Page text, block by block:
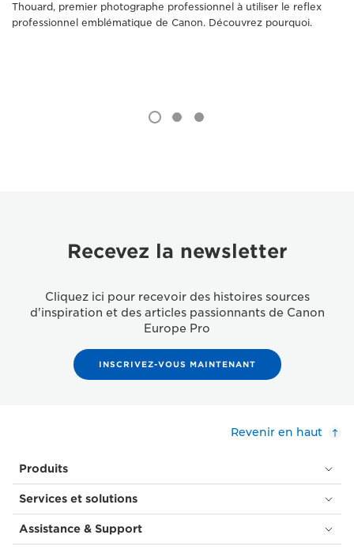
Thouard, premier photographe professionnel à utiliser le reflex
professionnel emblématique de Canon. Découvrez pourquoi.
Recevez la newsletter
Cliquez ici pour recevoir des histoires sources
d'inspiration et des articles passionnants de Canon
Europe Pro
INSCRIVEZ-VOUS MAINTENANT
Revenir en haut
Produits
Services et solutions
Assistance & Support